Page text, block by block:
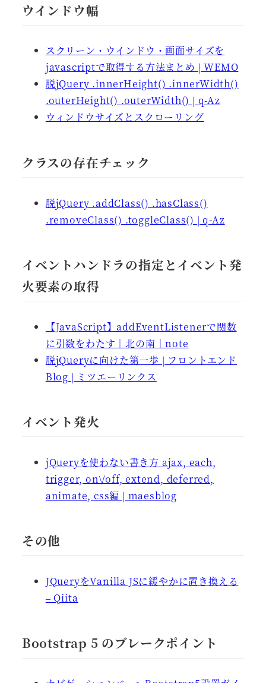
ウインドウ幅
スクリーン・ウインドウ・画面サイズを
javascriptで取得する方法まとめ | WEMO
脱jQuery .innerHeight() .innerWidth()
.outerHeight() .outerWidth() | q-Az
ウィンドウサイズとスクローリング
クラスの存在チェック
脱jQuery .addClass() .hasClass()
.removeClass() .toggleClass() | q-Az
イベントハンドラの指定とイベント発
火要素の取得
【JavaScript】addEventListenerで関数
に引数をわたす｜北の南｜note
脱jQueryに向けた第一歩 | フロントエンド
Blog | ミツエーリンクス
イベント発火
jQueryを使わない書き方 ajax, each,
trigger, on\/off, extend, deferred,
animate, css編 | maesblog
その他
JQueryをVanilla JSに緩やかに置き換える
– Qiita
Bootstrap 5 のブレークポイント